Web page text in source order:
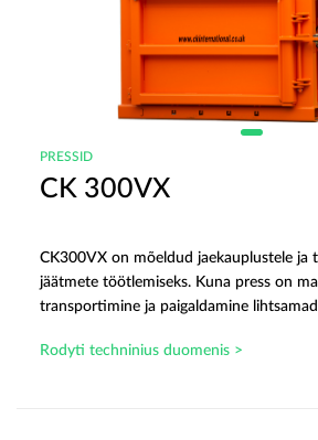
PRESSID
CK 300VX
CK300VX on mõeldud jaekauplustele ja
jäätmete töötlemiseks. Kuna press on
transportimine ja paigaldamine
Rodyti techninius duomenis >